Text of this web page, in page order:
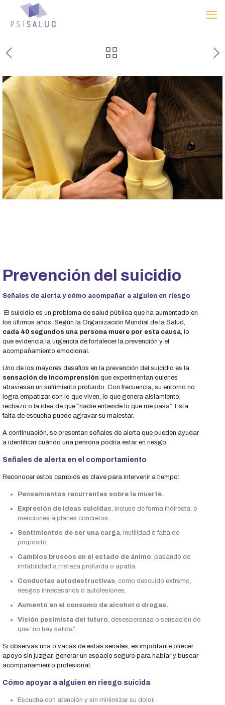
Prevención del suicidio
Señales de alerta y cómo acompañar a alguien en riesgo
El suicidio es un problema de salud pública que ha aumentado en
los últimos años. Según la Organización Mundial de la Salud,
cada 40 segundos una persona muere por esta causa, lo
que evidencia la urgencia de fortalecer la prevención y el
acompañamiento emocional.
Uno de los mayores desafíos en la prevención del suicidio es la
sensación de incomprensión que experimentan quienes
atraviesan un sufrimiento profundo. Con frecuencia, su entorno no
logra empatizar con lo que viven, lo que genera aislamiento,
rechazo o la idea de que “nadie entiende lo que me pasa”. Esta
falta de escucha puede agravar su malestar.
A continuación, se presentan señales de alerta que pueden ayudar
a identificar cuándo una persona podría estar en riesgo.
Señales de alerta en el comportamiento
Reconocer estos cambios es clave para intervenir a tiempo:
Pensamientos recurrentes sobre la muerte.
Expresión de ideas suicidas, incluso de forma indirecta, o
menciones a planes concretos.
Sentimientos de ser una carga, inutilidad o falta de
propósito.
Cambios bruscos en el estado de ánimo, pasando de
irritabilidad a tristeza profunda o apatía.
Conductas autodestructivas, como descuido extremo,
riesgos innecesarios o autolesiones.
Aumento en el consumo de alcohol o drogas.
Visión pesimista del futuro, desesperanza o sensación de
que “no hay salida”.
Si observas una o varias de estas señales, es importante ofrecer
apoyo sin juzgar, generar un espacio seguro para hablar y buscar
acompañamiento profesional.
Cómo apoyar a alguien en riesgo suicida
Escucha con atención y sin minimizar su dolor.